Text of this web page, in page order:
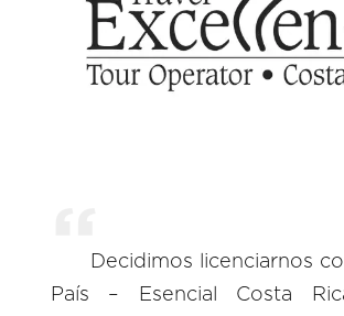
Decidimos licenciarnos
País – Esencial Costa